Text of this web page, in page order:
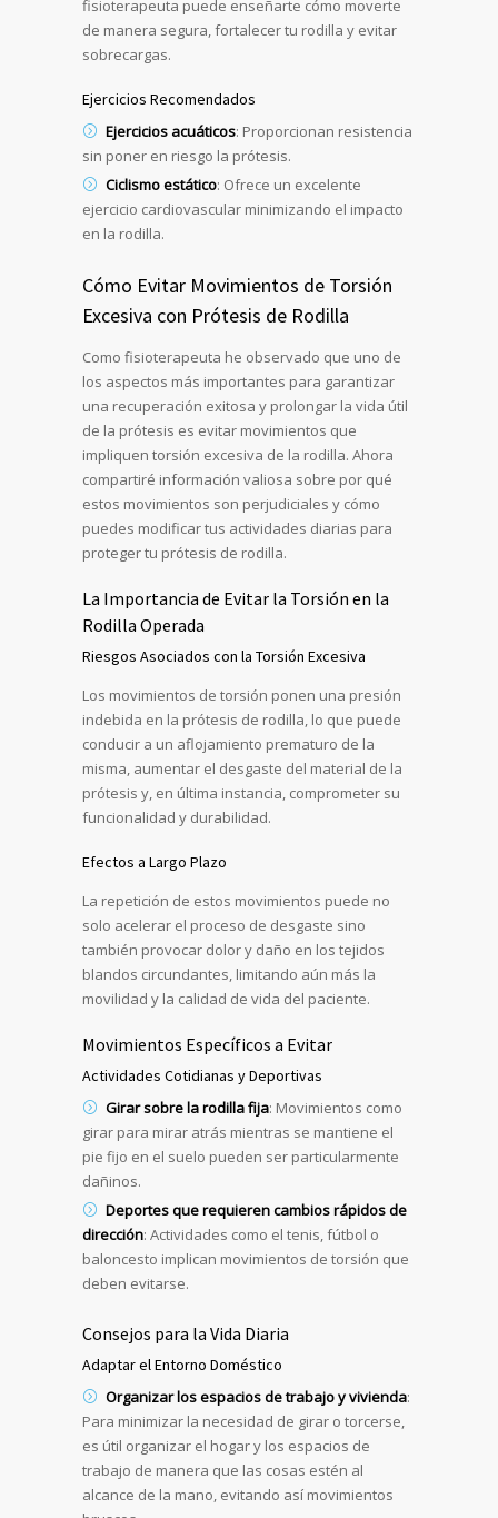
fisioterapeuta puede enseñarte cómo moverte
de manera segura, fortalecer tu rodilla y evitar
sobrecargas.
Ejercicios Recomendados
Ejercicios acuáticos: Proporcionan resistencia
sin poner en riesgo la prótesis.
Ciclismo estático: Ofrece un excelente
ejercicio cardiovascular minimizando el impacto
en la rodilla.
Cómo Evitar Movimientos de Torsión
Excesiva con Prótesis de Rodilla
Como fisioterapeuta he observado que uno de
los aspectos más importantes para garantizar
una recuperación exitosa y prolongar la vida útil
de la prótesis es evitar movimientos que
impliquen torsión excesiva de la rodilla. Ahora
compartiré información valiosa sobre por qué
estos movimientos son perjudiciales y cómo
puedes modificar tus actividades diarias para
proteger tu prótesis de rodilla.
La Importancia de Evitar la Torsión en la
Rodilla Operada
Riesgos Asociados con la Torsión Excesiva
Los movimientos de torsión ponen una presión
indebida en la prótesis de rodilla, lo que puede
conducir a un aflojamiento prematuro de la
misma, aumentar el desgaste del material de la
prótesis y, en última instancia, comprometer su
funcionalidad y durabilidad.
Efectos a Largo Plazo
La repetición de estos movimientos puede no
solo acelerar el proceso de desgaste sino
también provocar dolor y daño en los tejidos
blandos circundantes, limitando aún más la
movilidad y la calidad de vida del paciente.
Movimientos Específicos a Evitar
Actividades Cotidianas y Deportivas
Girar sobre la rodilla fija: Movimientos como
girar para mirar atrás mientras se mantiene el
pie fijo en el suelo pueden ser particularmente
dañinos.
Deportes que requieren cambios rápidos de
dirección: Actividades como el tenis, fútbol o
baloncesto implican movimientos de torsión que
deben evitarse.
Consejos para la Vida Diaria
Adaptar el Entorno Doméstico
Organizar los espacios de trabajo y vivienda:
Para minimizar la necesidad de girar o torcerse,
es útil organizar el hogar y los espacios de
trabajo de manera que las cosas estén al
alcance de la mano, evitando así movimientos